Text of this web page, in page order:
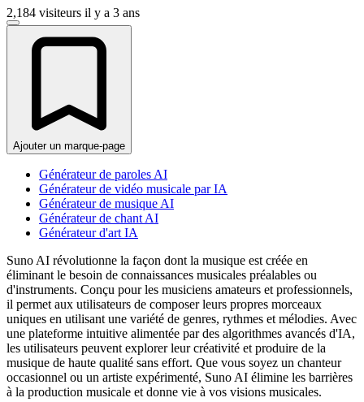
2,184 visiteurs il y a 3 ans
Ajouter un marque-page
Générateur de paroles AI
Générateur de vidéo musicale par IA
Générateur de musique AI
Générateur de chant AI
Générateur d'art IA
Suno AI révolutionne la façon dont la musique est créée en
éliminant le besoin de connaissances musicales préalables ou
d'instruments. Conçu pour les musiciens amateurs et professionnels,
il permet aux utilisateurs de composer leurs propres morceaux
uniques en utilisant une variété de genres, rythmes et mélodies. Avec
une plateforme intuitive alimentée par des algorithmes avancés d'IA,
les utilisateurs peuvent explorer leur créativité et produire de la
musique de haute qualité sans effort. Que vous soyez un chanteur
occasionnel ou un artiste expérimenté, Suno AI élimine les barrières
à la production musicale et donne vie à vos visions musicales.